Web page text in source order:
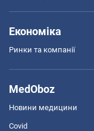
Економіка
Ринки та компанії
MedOboz
Новини медицини
Covid